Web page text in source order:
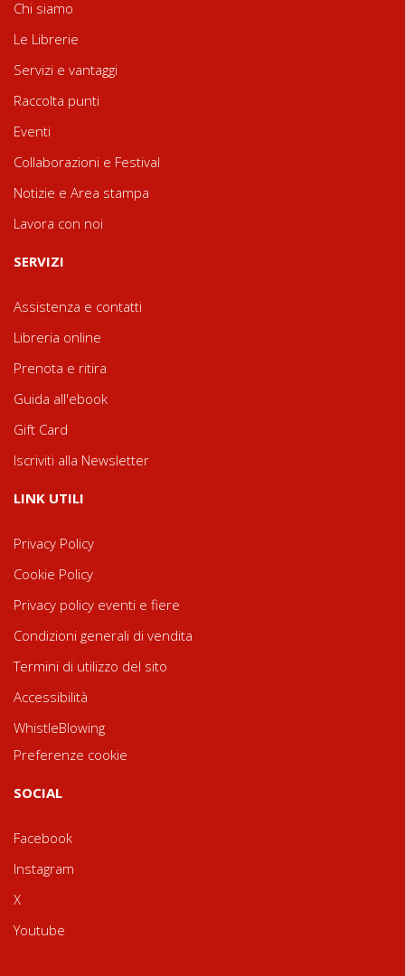
Chi siamo
Le Librerie
Servizi e vantaggi
Raccolta punti
Eventi
Collaborazioni e Festival
Notizie e Area stampa
Lavora con noi
SERVIZI
Assistenza e contatti
Libreria online
Prenota e ritira
Guida all'ebook
Gift Card
Iscriviti alla Newsletter
LINK UTILI
Privacy Policy
Cookie Policy
Privacy policy eventi e fiere
Condizioni generali di vendita
Termini di utilizzo del sito
Accessibilità
WhistleBlowing
Preferenze cookie
SOCIAL
Facebook
Instagram
X
Youtube